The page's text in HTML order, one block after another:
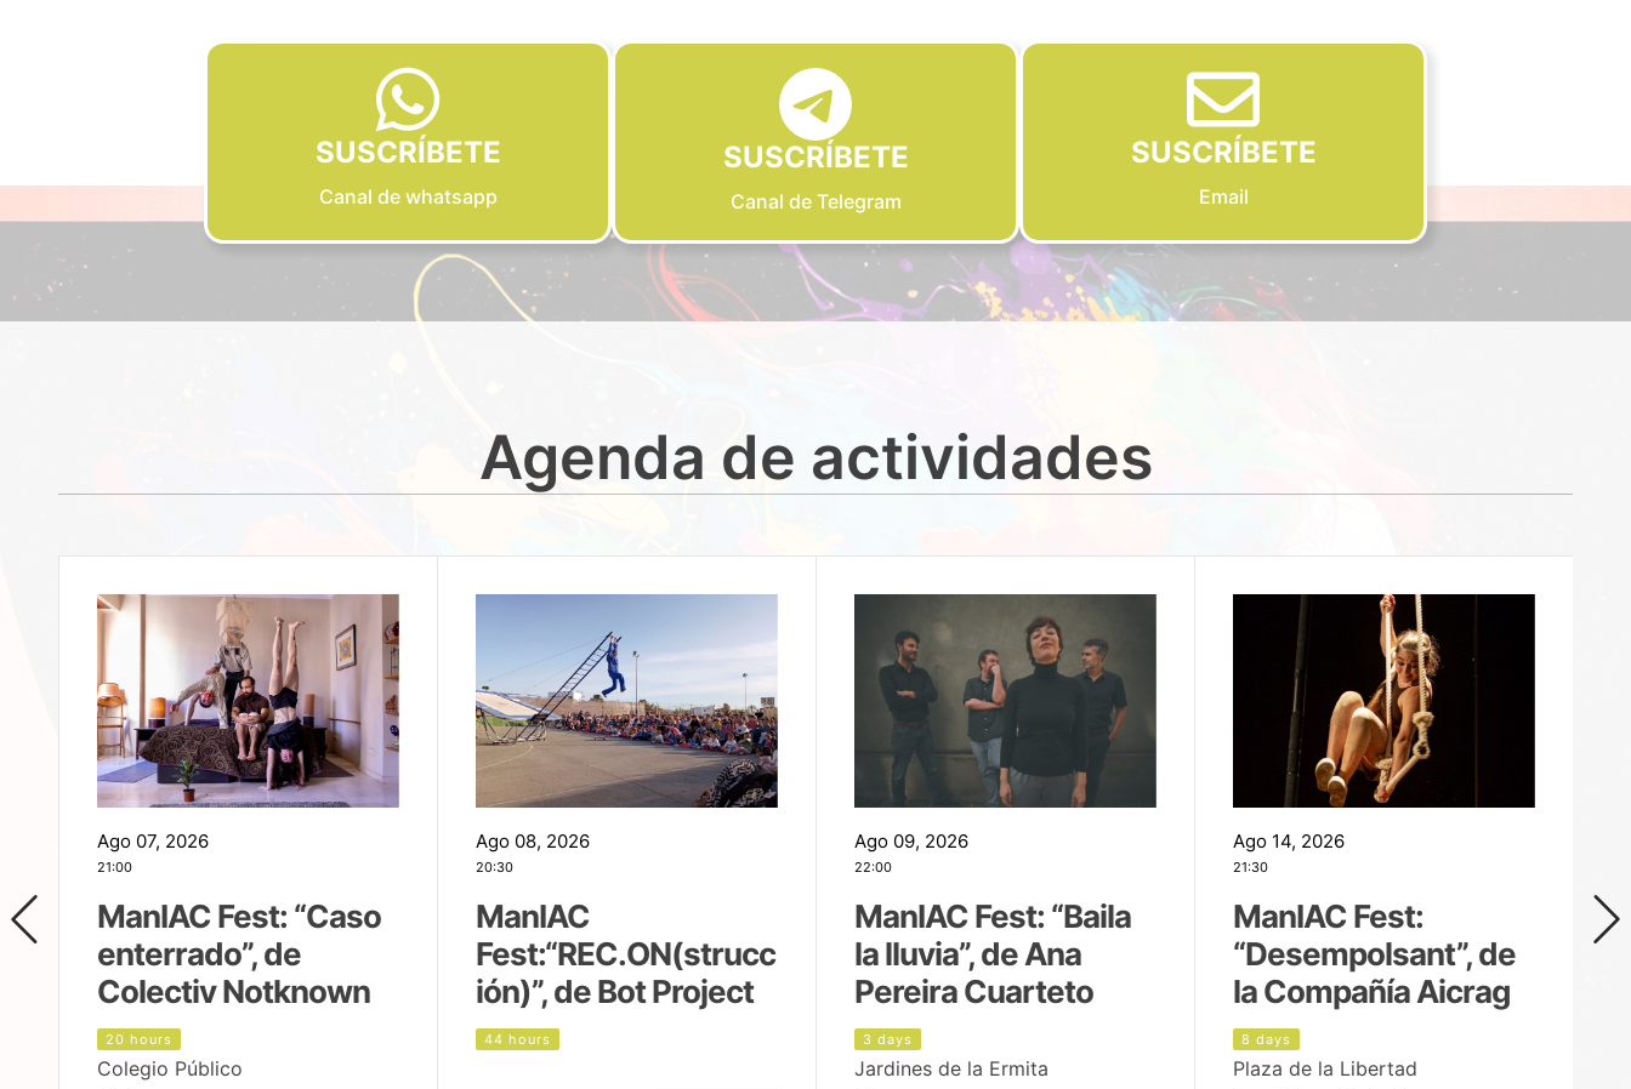
SUSCRÍBETE
Canal de whatsapp
SUSCRÍBETE
Canal de Telegram
SUSCRÍBETE
Email
Agenda de actividades
Ago 07, 2026
21:00
ManIAC Fest: “Caso
enterrado”, de
Colectiv Notknown
20 hours
Colegio Público
Ago 08, 2026
20:30
ManIAC
Fest:“REC.ON(strucc
ión)”, de Bot Project
44 hours
Ago 09, 2026
22:00
ManIAC Fest: “Baila
la lluvia”, de Ana
Pereira Cuarteto
3 days
Jardines de la Ermita
Ago 14, 2026
21:30
ManIAC Fest:
“Desempolsant”, de
la Compañía Aicrag
8 days
Plaza de la Libertad